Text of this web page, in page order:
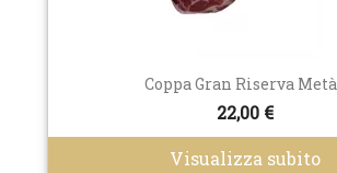
Coppa Gran Riserva Metà...
22,00 €
Visualizza subito